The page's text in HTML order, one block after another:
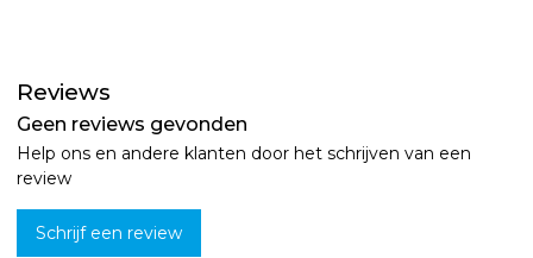
Reviews
Geen reviews gevonden
Help ons en andere klanten door het schrijven van een
review
Schrijf een review